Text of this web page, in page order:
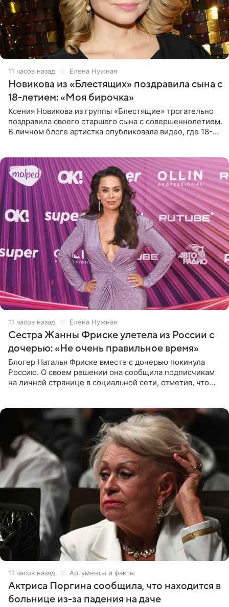
11 часов назад Елена Нужная
Новикова из «Блестящих» поздравила сына с
18-летием: «Моя бирочка»
Ксения Новикова из группы «Блестящие» трогательно
поздравила своего старшего сына с совершеннолетием.
В личном блоге артистка опубликовала видео, где 18-
11 часов назад Елена Нужная
Сестра Жанны Фриске улетела из России с
дочерью: «Не очень правильное время»
Блогер Наталья Фриске вместе с дочерью покинула
Россию. О своем решении она сообщила подписчикам
на личной странице в социальной сети, отметив, что
11 часов назад Аргументы и факты
Актриса Поргина сообщила, что находится в
больнице из-за падения на даче